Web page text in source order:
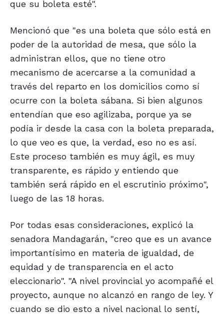
que su boleta esté".
Mencionó que "es una boleta que sólo está en
poder de la autoridad de mesa, que sólo la
administran ellos, que no tiene otro
mecanismo de acercarse a la comunidad a
través del reparto en los domicilios como sí
ocurre con la boleta sábana. Si bien algunos
entendían que eso agilizaba, porque ya se
podía ir desde la casa con la boleta preparada,
lo que veo es que, la verdad, eso no es así.
Este proceso también es muy ágil, es muy
transparente, es rápido y entiendo que
también será rápido en el escrutinio próximo",
luego de las 18 horas.
Por todas esas consideraciones, explicó la
senadora Mandagarán, "creo que es un avance
importantísimo en materia de igualdad, de
equidad y de transparencia en el acto
eleccionario". "A nivel provincial yo acompañé el
proyecto, aunque no alcanzó en rango de ley. Y
cuando se dio esto a nivel nacional lo sentí,